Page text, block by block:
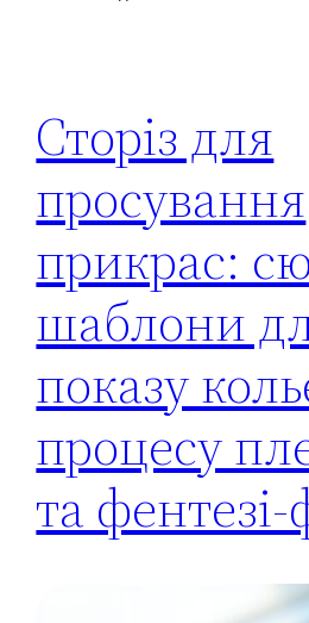
Сторіз для
просування
прикрас:
шаблони
показу
процесу
та фентезі-